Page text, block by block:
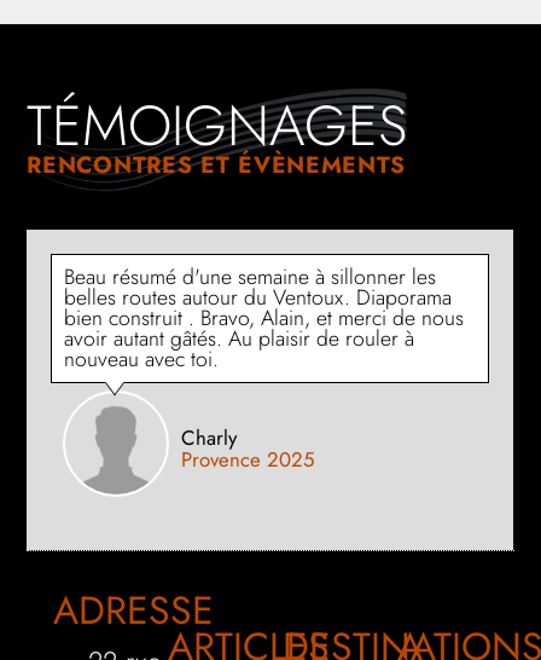
TÉMOIGNAGES
RENCONTRES ET ÉVÈNEMENTS
Beau résumé d'une semaine à sillonner les
belles routes autour du Ventoux. Diaporama
bien construit . Bravo, Alain, et merci de nous
avoir autant gâtés. Au plaisir de rouler à
nouveau avec toi.
Charly
Provence 2025
ADRESSE
ARTICLES A